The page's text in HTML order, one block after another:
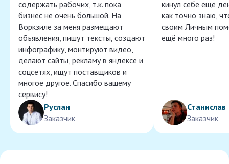
содержать рабочих, т.к. пока
бизнес не очень большой. На
Воркзиле за меня размещают
объявления, пишут тексты, создают
инфографику, монтируют видео,
делают сайты, рекламу в яндексе и
соцсетях, ищут поставщиков и
многое другое. Спасибо вашему
сервису!
Руслан
Заказчик
кинул себе ещё
как точно знаю,
своим Личным
ещё много раз!
Станислав
Заказчик